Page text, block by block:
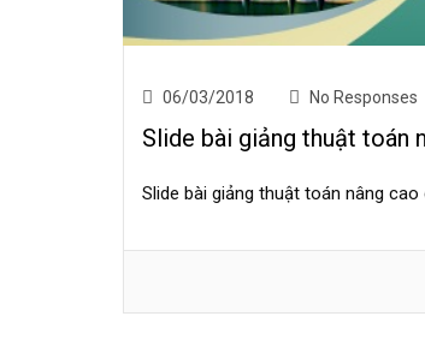
06/03/2018 No Responses
Slide bài giảng thuật toán
Slide bài giảng thuật toán nâng